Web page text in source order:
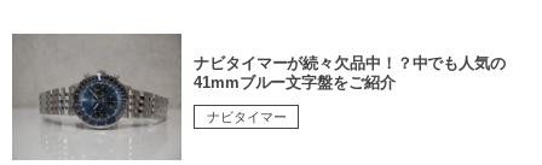
ナビタイマーが続々欠品中！？中でも人気の
41mmブルー文字盤をご紹介
ナビタイマー